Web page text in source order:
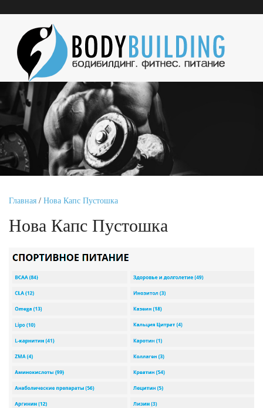
Главная / Нова Капс Пустошка
Нова Капс Пустошка